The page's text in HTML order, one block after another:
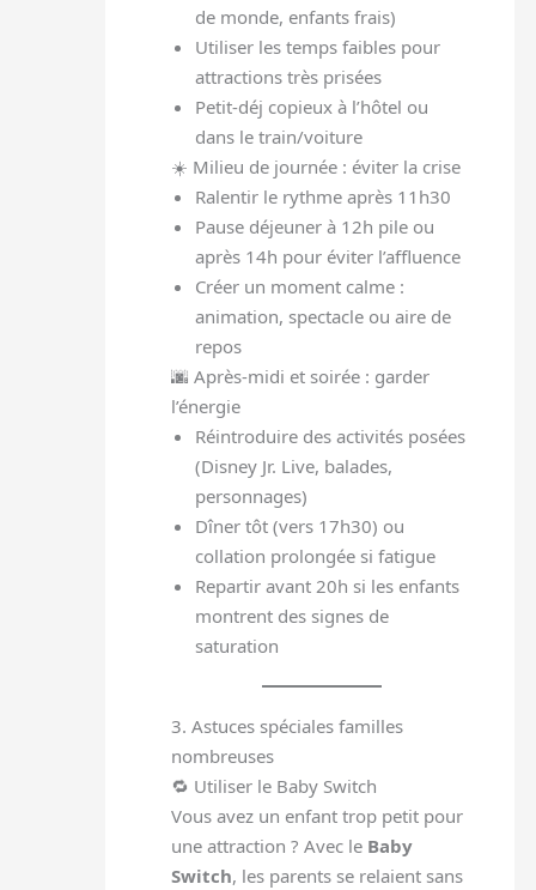
de monde, enfants frais)
Utiliser les temps faibles pour
attractions très prisées
Petit-déj copieux à l’hôtel ou
dans le train/voiture
☀️ Milieu de journée : éviter la crise
Ralentir le rythme après 11h30
Pause déjeuner à 12h pile ou
après 14h pour éviter l’affluence
Créer un moment calme :
animation, spectacle ou aire de
repos
🌆 Après-midi et soirée : garder
l’énergie
Réintroduire des activités posées
(Disney Jr. Live, balades,
personnages)
Dîner tôt (vers 17h30) ou
collation prolongée si fatigue
Repartir avant 20h si les enfants
montrent des signes de
saturation
3. Astuces spéciales familles
nombreuses
🔁 Utiliser le Baby Switch
Vous avez un enfant trop petit pour
une attraction ? Avec le Baby
Switch, les parents se relaient sans